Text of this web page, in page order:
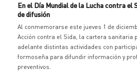
En el Día Mundial de la Lucha contra el
de difusión
Al conmemorarse este jueves 1 de
Acción contra el Sida, la cartera sanitaria
adelante distintas actividades con
formoseña para difundir información y
preventivos.